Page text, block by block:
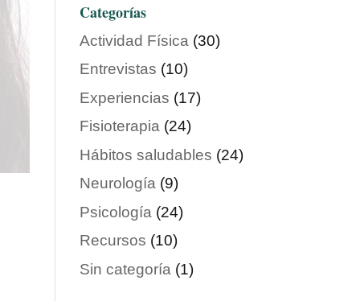
Categorías
Actividad Física (30)
Entrevistas (10)
Experiencias (17)
Fisioterapia (24)
Hábitos saludables (24)
Neurología (9)
Psicología (24)
Recursos (10)
Sin categoría (1)